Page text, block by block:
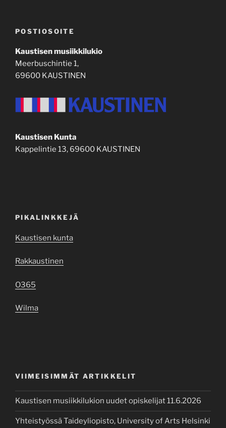
POSTIOSOITE
Kaustisen musiikkilukio
Meerbuschintie 1,
69600 KAUSTINEN
Kaustisen Kunta
Kappelintie 13, 69600 KAUSTINEN
PIKALINKKEJÄ
Kaustisen kunta
Rakkaustinen
O365
Wilma
VIIMEISIMMÄT ARTIKKELIT
Kaustisen musiikkilukion uudet opiskelijat 11.6.2026
Yhteistyössä Taideyliopisto, University of Arts Helsinki